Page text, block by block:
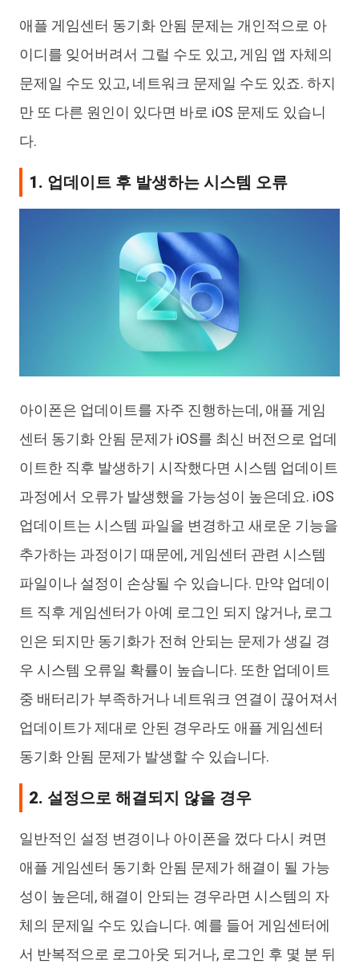
애플 게임센터 동기화 안됨 문제는 개인적으로 아
이디를 잊어버려서 그럴 수도 있고, 게임 앱 자체의
문제일 수도 있고, 네트워크 문제일 수도 있죠. 하지
만 또 다른 원인이 있다면 바로 iOS 문제도 있습니
다.
1. 업데이트 후 발생하는 시스템 오류
아이폰은 업데이트를 자주 진행하는데, 애플 게임
센터 동기화 안됨 문제가 iOS를 최신 버전으로 업데
이트한 직후 발생하기 시작했다면 시스템 업데이트
과정에서 오류가 발생했을 가능성이 높은데요. iOS
업데이트는 시스템 파일을 변경하고 새로운 기능을
추가하는 과정이기 때문에, 게임센터 관련 시스템
파일이나 설정이 손상될 수 있습니다. 만약 업데이
트 직후 게임센터가 아예 로그인 되지 않거나, 로그
인은 되지만 동기화가 전혀 안되는 문제가 생길 경
우 시스템 오류일 확률이 높습니다. 또한 업데이트
중 배터리가 부족하거나 네트워크 연결이 끊어져서
업데이트가 제대로 안된 경우라도 애플 게임센터
동기화 안됨 문제가 발생할 수 있습니다.
2. 설정으로 해결되지 않을 경우
일반적인 설정 변경이나 아이폰을 껐다 다시 켜면
애플 게임센터 동기화 안됨 문제가 해결이 될 가능
성이 높은데, 해결이 안되는 경우라면 시스템의 자
체의 문제일 수도 있습니다. 예를 들어 게임센터에
서 반복적으로 로그아웃 되거나, 로그인 후 몇 분 뒤